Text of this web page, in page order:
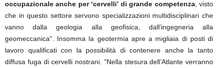
occupazionale anche per ‘cervelli’ di grande competenza, visto
che in questo settore servono specializzazioni multidisciplinari che
vanno dalla geologia alla geofisica, dall’ingegneria alla
geomeccanica". Insomma la geotermia apre a migliaia di posti di
lavoro qualificati con la possibilità di contenere anche la tanto
diffusa fuga di cervelli nostrani. "Nella stesura dell’Atlante verranno